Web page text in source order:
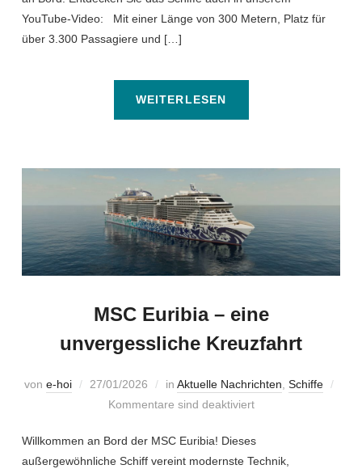
YouTube-Video: Mit einer Länge von 300 Metern, Platz für
über 3.300 Passagiere und […]
WEITERLESEN
MSC Euribia – eine
unvergessliche Kreuzfahrt
von e-hoi 27/01/2026 in Aktuelle Nachrichten Schiffe
Kommentare sind deaktiviert
Willkommen an Bord der MSC Euribia! Dieses
außergewöhnliche Schiff vereint modernste Technik,